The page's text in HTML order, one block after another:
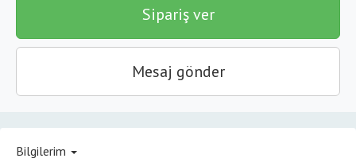
Sipariş ver
Mesaj gönder
Bilgilerim